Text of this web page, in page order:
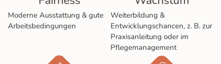
Moderne Ausstattung & gute
Arbeits­be­ding­un­gen
Weiterbildung &
Entwicklungschancen, z. B. zur
Praxis­anleitung oder im
Pflege­ma­nage­ment